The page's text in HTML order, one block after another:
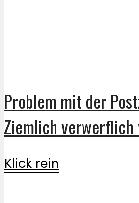
Problem mit der
Ziemlich verwerflich
Klick rein